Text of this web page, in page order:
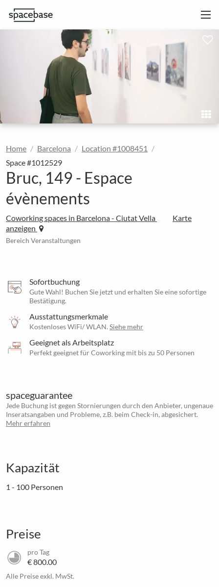
Home Barcelona
Location #1008451
Space #1012529
Bruc, 149 - Espace
évènements
Coworking spaces in Barcelona - Ciutat Vella
Karte
anzeigen
Bereich Veranstaltungen
Sofortbuchung
Gute Wahl! Buchen Sie jetzt und erhalten Sie eine sofortige
Bestätigung.
Ausstattungsmerkmale
Kostenloses WiFi/ WLAN. Siehe mehr
Geeignet als Arbeitsplatz
Perfekt geeignet für Coworking mit bis zu 50 Personen
spaceguarantee
Jede Buchung ist gegen Stornierungen durch den Anbieter, ungenaue
Inseratsangaben und Probleme, z.B. beim Check-in, abgesichert.
Mehr erfahren
Kapazität
1 - 100 Personen
Preise
pro Tag
€ 800.00
Alle Preise exkl. MwSt.